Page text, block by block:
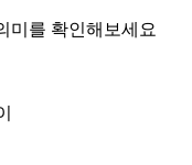
미를 확인해보세요